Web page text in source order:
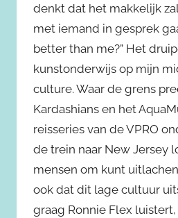
denkt dat het makkelijk
met iemand in gesprek
better than me?” Het
kunstonderwijs op mijn
culture. Waar de grens
Kardashians en het
reisseries van de VPRO
de trein naar New Jersey
mensen om kunt
ook dat dit lage cultuur
graag Ronnie Flex